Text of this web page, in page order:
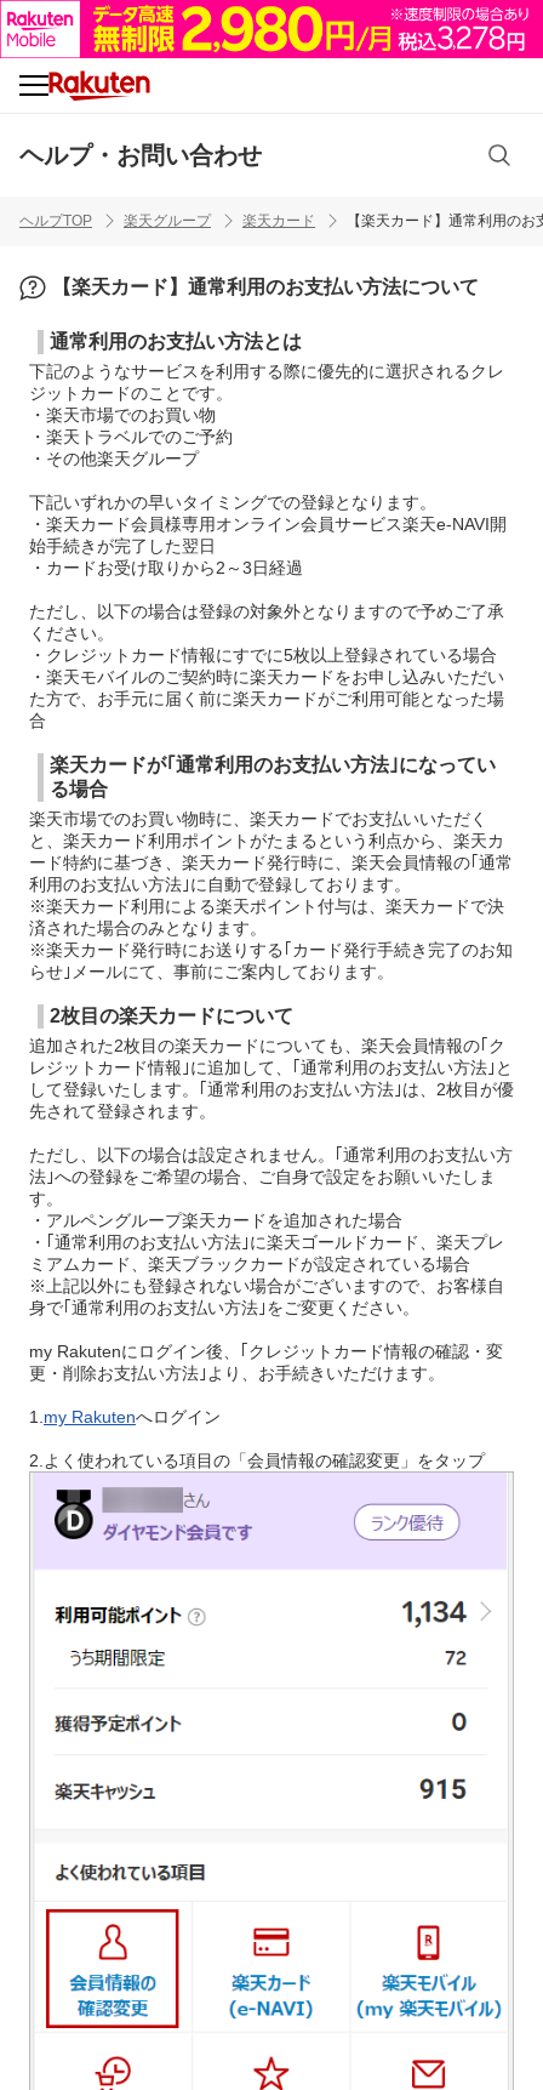
ヘルプ・お問い合わせ
ヘルプTOP 楽天グループ 楽天カード 【楽天カード】通常利用の
【楽天カード】通常利用のお支払い方法について
通常利用のお支払い方法とは
下記のようなサービスを利用する際に優先的に選択されるクレ
ジットカードのことです。
・楽天市場でのお買い物
・楽天トラベルでのご予約
・その他楽天グループ
下記いずれかの早いタイミングでの登録となります。
・楽天カード会員様専用オンライン会員サービス楽天e-NAVI開
始手続きが完了した翌日
・カードお受け取りから2～3日経過
ただし、以下の場合は登録の対象外となりますので予めご了承
ください。
・クレジットカード情報にすでに5枚以上登録されている場合
・楽天モバイルのご契約時に楽天カードをお申し込みいただい
た方で、お手元に届く前に楽天カードがご利用可能となった場
合
楽天カードが｢通常利用のお支払い方法｣になってい
る場合
楽天市場でのお買い物時に、楽天カードでお支払いいただく
と、楽天カード利用ポイントがたまるという利点から、楽天カ
ード特約に基づき、楽天カード発行時に、楽天会員情報の｢通常
利用のお支払い方法｣に自動で登録しております。
※楽天カード利用による楽天ポイント付与は、楽天カードで決
済された場合のみとなります。
※楽天カード発行時にお送りする｢カード発行手続き完了のお知
らせ｣メールにて、事前にご案内しております。
2枚目の楽天カードについて
追加された2枚目の楽天カードについても、楽天会員情報の｢ク
レジットカード情報｣に追加して、｢通常利用のお支払い方法｣と
して登録いたします。｢通常利用のお支払い方法｣は、2枚目が優
先されて登録されます。
ただし、以下の場合は設定されません。｢通常利用のお支払い方
法｣への登録をご希望の場合、ご自身で設定をお願いいたしま
す。
・アルペングループ楽天カードを追加された場合
・｢通常利用のお支払い方法｣に楽天ゴールドカード、楽天プレ
ミアムカード、楽天ブラックカードが設定されている場合
※上記以外にも登録されない場合がございますので、お客様自
身で｢通常利用のお支払い方法｣をご変更ください。
my Rakutenにログイン後、｢クレジットカード情報の確認・変
更・削除お支払い方法｣より、お手続きいただけます。
1.my Rakutenへログイン
2.よく使われている項目の「会員情報の確認変更」をタップ